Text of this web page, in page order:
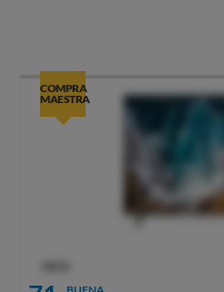
COMPRA
MAESTRA